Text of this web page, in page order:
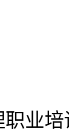
业